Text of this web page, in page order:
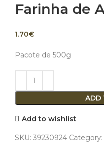
Farinha de
1.70€
Pacote de 500g
ADD
Add to wishlist
SKU: 39230924 Category: